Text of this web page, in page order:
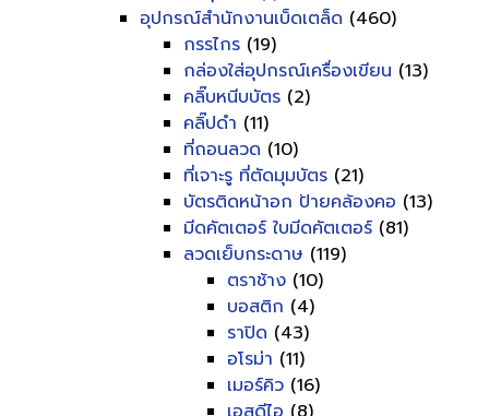
อุปกรณ์สำนักงานเบ็ดเตล็ด (460)
กรรไกร (19)
กล่องใส่อุปกรณ์เครื่องเขียน (13)
คลิ๊บหนีบบัตร (2)
คลิ๊ปดำ (11)
ที่ถอนลวด (10)
ที่เจาะรู ที่ตัดมุมบัตร (21)
บัตรติดหน้าอก ป้ายคล้องคอ (13)
มีดคัตเตอร์ ใบมีดคัตเตอร์ (81)
ลวดเย็บกระดาษ (119)
ตราช้าง (10)
บอสติก (4)
ราปิด (43)
อโรม่า (11)
เมอร์คิว (16)